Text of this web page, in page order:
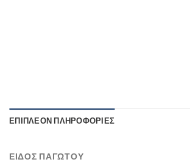
ΕΠΙΠΛΈΟΝ ΠΛΗΡΟΦΟΡΊΕΣ
ΕΊΔΟΣ ΠΑΓΩΤΟΎ